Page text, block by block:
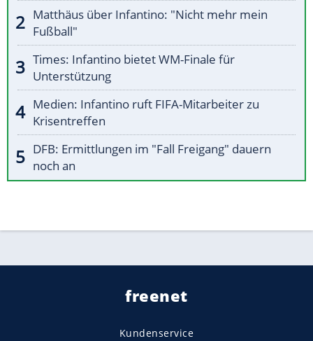
Matthäus über Infantino: "Nicht mehr mein
Fußball"
Times: Infantino bietet WM-Finale für
Unterstützung
Medien: Infantino ruft FIFA-Mitarbeiter zu
Krisentreffen
DFB: Ermittlungen im "Fall Freigang" dauern
noch an
freenet
Kundenservice